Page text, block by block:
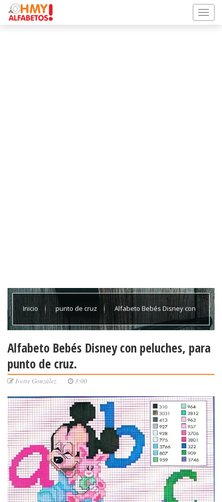
Inicio punto de cruz Alfabeto Bebés Disney con
Alfabeto Bebés Disney con peluches, para
punto de cruz.
Ivette González 3:00